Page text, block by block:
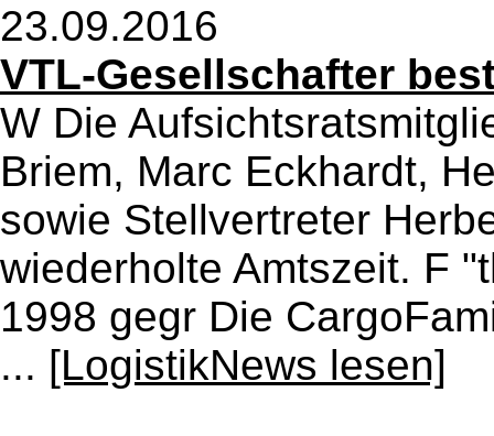
23.09.2016
VTL-Gesellschafter
W Die
Briem, Marc Eckhardt,
sowie Stellvertreter
wiederholte Amtszeit. F
1998 gegr Die
... [LogistikNews lesen]